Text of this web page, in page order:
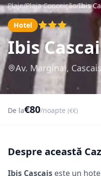
Plaje/Plaja Conceição/Ibis
Hotel
Ibis
Av. Marginal, Cascais
De la€80/noapte (€€)
Despre această
Ibis Cascais este un